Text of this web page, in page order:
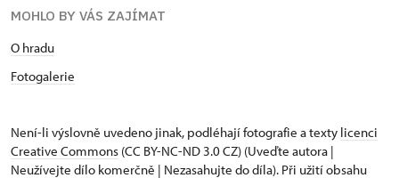
MOHLO BY VÁS ZAJÍMAT
O hradu
Fotogalerie
Není-li výslovně uvedeno jinak, podléhají fotografie a texty licenci
Creative Commons (CC BY-NC-ND 3.0 CZ) (Uveďte autora |
Neužívejte dílo komerčně | Nezasahujte do díla). Při užití obsahu